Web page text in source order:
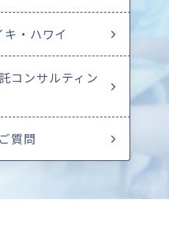
・ハワイ
コンサルティン
質問